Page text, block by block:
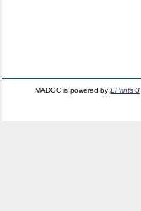
MADOC is powered byEPrints 3